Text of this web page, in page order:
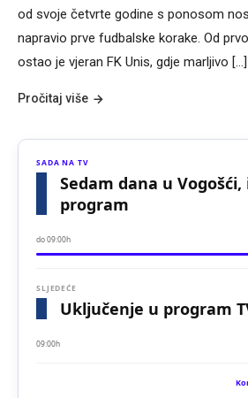
od svoje četvrte godine s ponosom
napravio prve fudbalske korake. Od
ostao je vjeran FK Unis, gdje marljivo […]
Pročitaj više
SADA NA TV
Sedam dana u
program
do 09:00h
SLJEDEĆE
Uključenje u program
09:00h